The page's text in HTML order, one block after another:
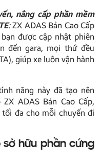
nâng cấp phần mềm
:ZX ADAS Bản Cao Cấp
được cập nhật phiên
đến gara, mọi thứ đều
giúp xe luôn vận hành
năng này đã tạo nên
ADAS Bản Cao Cấp,
đa cho mỗi chuyến đi
sở hữu phần cứng